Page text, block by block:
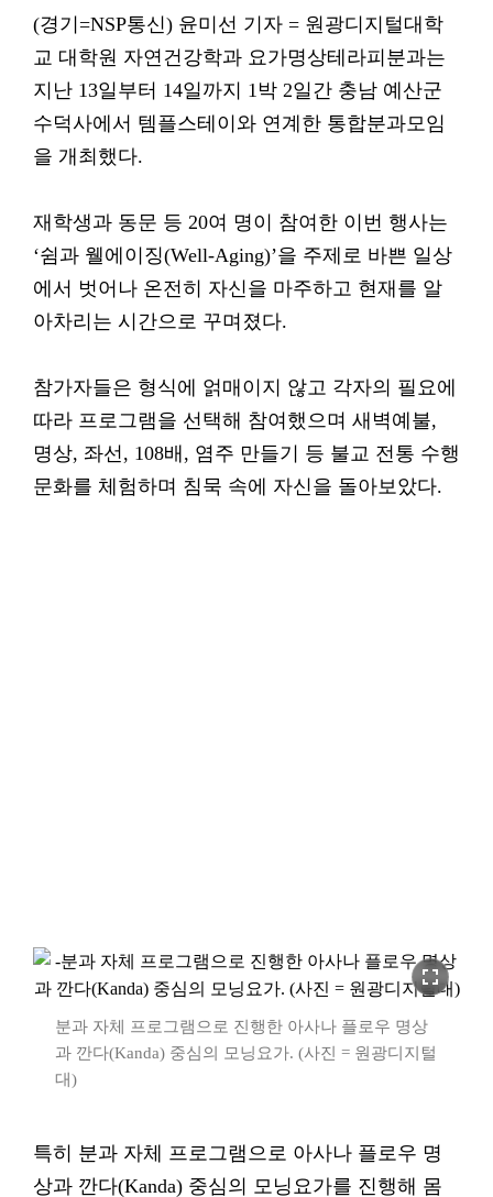
(경기=NSP통신) 윤미선 기자 = 원광디지털대학
교 대학원 자연건강학과 요가명상테라피분과는
지난 13일부터 14일까지 1박 2일간 충남 예산군
수덕사에서 템플스테이와 연계한 통합분과모임
을 개최했다.
재학생과 동문 등 20여 명이 참여한 이번 행사는
‘쉼과 웰에이징(Well-Aging)’을 주제로 바쁜 일상
에서 벗어나 온전히 자신을 마주하고 현재를 알
아차리는 시간으로 꾸며졌다.
참가자들은 형식에 얽매이지 않고 각자의 필요에
따라 프로그램을 선택해 참여했으며 새벽예불,
명상, 좌선, 108배, 염주 만들기 등 불교 전통 수행
문화를 체험하며 침묵 속에 자신을 돌아보았다.
fullscreen
분과 자체 프로그램으로 진행한 아사나 플로우 명상
과 깐다(Kanda) 중심의 모닝요가. (사진 = 원광디지털
대)
특히 분과 자체 프로그램으로 아사나 플로우 명
상과 깐다(Kanda) 중심의 모닝요가를 진행해 몸